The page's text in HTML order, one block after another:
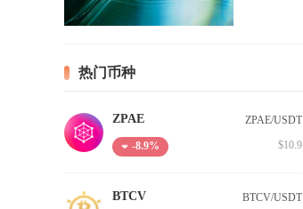
热门币种
ZPAE
-8.9%
ZPAE/USDT
$10.9
BTCV BTCV/USDT